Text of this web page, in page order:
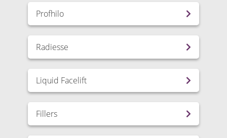
Profhilo
Radiesse
Liquid Facelift
Fillers